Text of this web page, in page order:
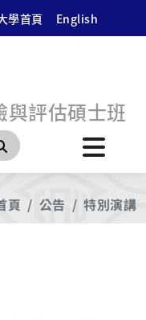
學首頁 English
與評估碩士班
搜尋
頁 公告 特別演講